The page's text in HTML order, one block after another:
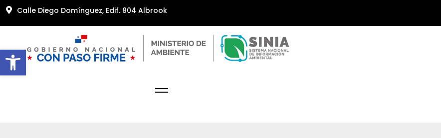
Abrir barra de herramientas
Calle Diego Domínguez, Edif. 804 Albrook